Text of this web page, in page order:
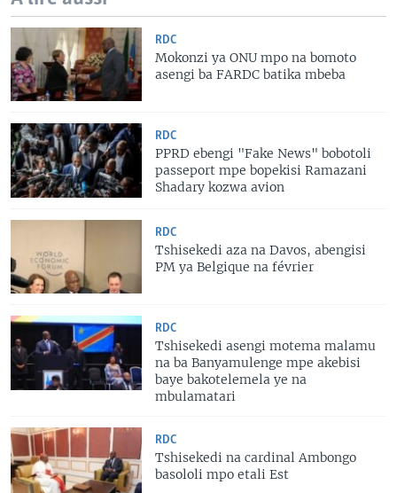
RDC
Mokonzi ya ONU mpo na bomoto
asengi ba FARDC batika mbeba
RDC
PPRD ebengi "Fake News" bobotoli
passeport mpe bopekisi Ramazani
Shadary kozwa avion
RDC
Tshisekedi aza na Davos, abengisi
PM ya Belgique na février
RDC
Tshisekedi asengi motema malamu
na ba Banyamulenge mpe akebisi
baye bakotelemela ye na
mbulamatari
RDC
Tshisekedi na cardinal Ambongo
basololi mpo etali Est